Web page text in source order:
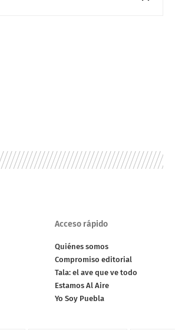
Acceso rápido
Quiénes somos
Compromiso editorial
Tala: el ave que ve todo
Estamos Al Aire
Yo Soy Puebla